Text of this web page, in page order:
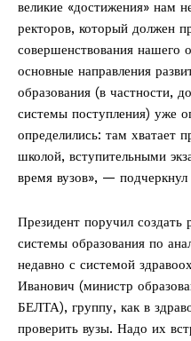
великие «достижения» нам
ректоров, который должен
совершенствования нашего
основные направления
образования (в частности,
системы поступления) уже
определились: там хватает
школой, вступительными
время вузов», — подчеркнул
Президент поручил
системы образования по
недавно с системой
Иванович (министр
БЕЛТА), группу, как в
проверить вузы. Надо их